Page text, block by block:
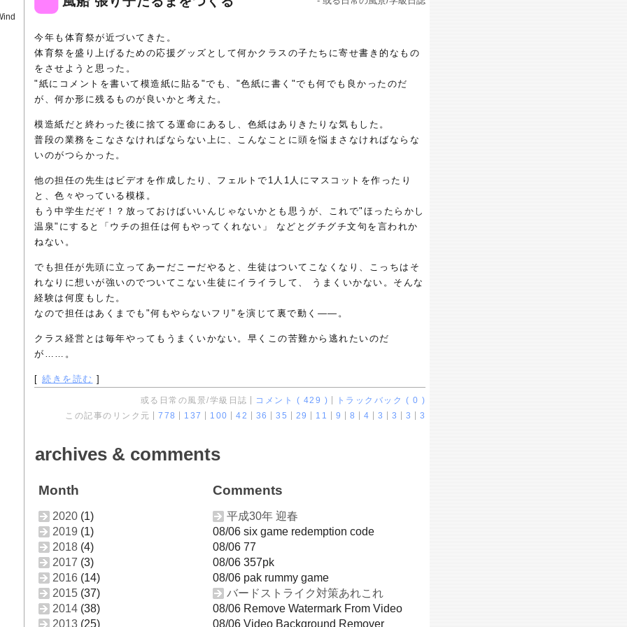
今年も体育祭が近づいてきた。
体育祭を盛り上げるための応援グッズとして何かクラスの子たちに寄せ書き的なもの
をさせようと思った。
"紙にコメントを書いて模造紙に貼る"でも、"色紙に書く"でも何でも良かったのだ
が、何か形に残るものが良いかと考えた。
模造紙だと終わった後に捨てる運命にあるし、色紙はありきたりな気もした。
普段の業務をこなさなければならない上に、こんなことに頭を悩まさなければならな
いのがつらかった。
他の担任の先生はビデオを作成したり、フェルトで1人1人にマスコットを作ったり
と、色々やっている模様。
もう中学生だぞ！？放っておけばいいんじゃないかとも思うが、これで"ほったらかし
温泉"にすると「ウチの担任は何もやってくれない」 などとグチグチ文句を言われか
ねない。
でも担任が先頭に立ってあーだこーだやると、生徒はついてこなくなり、こっちはそ
れなりに想いが強いのでついてこない生徒にイライラして、 うまくいかない。そんな
経験は何度もした。
なので担任はあくまでも"何もやらないフリ"を演じて裏で動く――。
クラス経営とは毎年やってもうまくいかない。早くこの苦難から逃れたいのだ
が……。
[ 続きを読む ]
或る日常の風景/学級日誌 コメント ( 429 )
トラックバック ( 0 )
この記事のリンク元
778 137 100 42 36 35 29 11 9 8 4 3 3 3 3
archives & comments
Month
2020 (1)
2019 (1)
2018 (4)
2017 (3)
2016 (14)
2015 (37)
2014 (38)
2013 (25)
Comments
平成30年 迎春
08/06 six game redemption code
08/06 77
08/06 357pk
08/06 pak rummy game
バードストライク対策あれこれ
08/06 Remove Watermark From Video
08/06 Video Background Remover